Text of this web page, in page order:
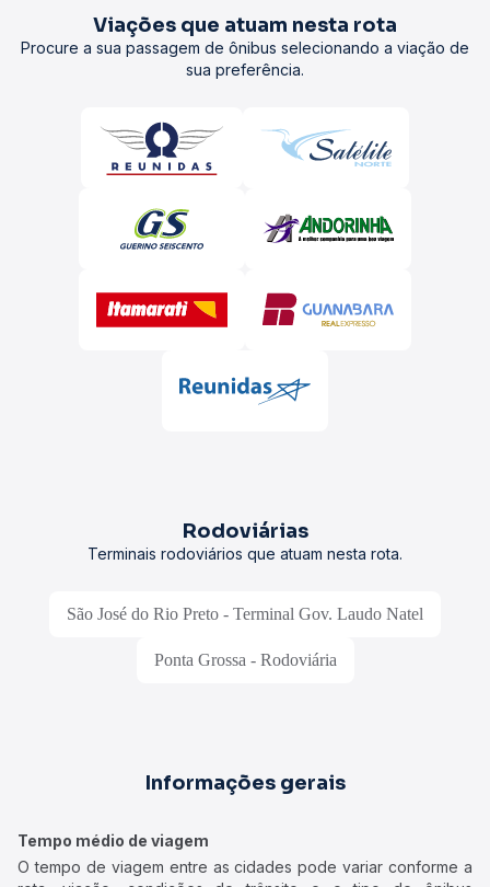
Viações que atuam nesta rota
Procure a sua passagem de ônibus selecionando a viação de
sua preferência.
Rodoviárias
Terminais rodoviários que atuam nesta rota.
São José do Rio Preto - Terminal Gov. Laudo Natel
Ponta Grossa - Rodoviária
Informações gerais
Tempo médio de viagem
O tempo de viagem entre as cidades pode variar conforme a